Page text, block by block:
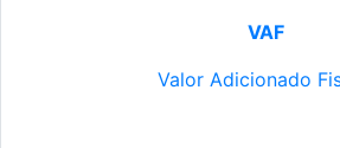
VAF
Valor Adicionado